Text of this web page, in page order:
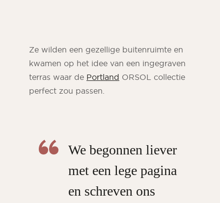
Ze wilden een gezellige buitenruimte en
kwamen op het idee van een ingegraven
terras waar de Portland ORSOL collectie
perfect zou passen.
We begonnen liever
met een lege pagina
en schreven ons